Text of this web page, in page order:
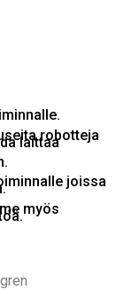
robotteja
laittaa
joissa
myös